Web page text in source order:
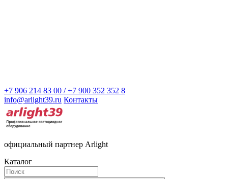
+7 906 214 83 00 / +7 900 352 352 8
info@arlight39.ru Контакты
официальный партнер Arlight
Каталог